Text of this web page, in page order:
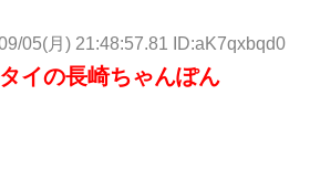
05(月) 21:48:57.81 ID:aK7qxbqd0
イの長崎ちゃんぽん